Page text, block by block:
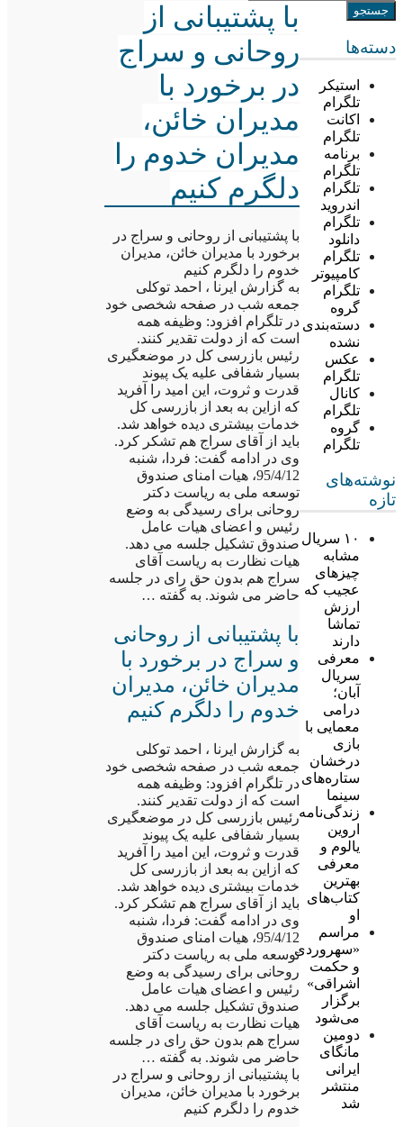
دسته‌ها
استیکر
تلگرام
اکانت
تلگرام
برنامه
تلگرام
تلگرام
اندروید
تلگرام
دانلود
تلگرام
کامپیوتر
تلگرام
گروه
دسته‌بندی
نشده
عکس
تلگرام
کانال
تلگرام
گروه
تلگرام
نوشته‌های
تازه
۱۰ سریال
مشابه
چیزهای
عجیب که
ارزش
تماشا
دارند
معرفی
سریال
آبان؛
درامی
معمایی با
بازی
درخشان
ستاره‌های
سینما
زندگی‌نامه
اروین
یالوم و
معرفی
بهترین
کتاب‌های
او
مراسم
«سهروردی
و حکمت
اشراقی»
برگزار
می‌شود
دومین
مانگای
ایرانی
منتشر
شد
با پشتیبانی از
روحانی و سراج
در برخورد با
مدیران خائن،
مدیران خدوم را
دلگرم کنیم
با پشتیبانی از روحانی و سراج در
برخورد با مدیران خائن، مدیران
خدوم را دلگرم کنیم
به گزارش ایرنا ، احمد توکلی
جمعه شب در صفحه شخصی خود
در تلگرام افزود: وظیفه همه
است که از دولت تقدیر کنند.
رئیس بازرسی کل در موضعگیری
بسیار شفافی علیه یک پیوند
قدرت و ثروت، این امید را آفرید
که ازاین به بعد از بازرسی کل
خدمات بیشتری دیده خواهد شد.
باید از آقای سراج هم تشکر کرد.
وی در ادامه گفت: فردا، شنبه
95/4/12، هیات امنای صندوق
توسعه ملی به ریاست دکتر
روحانی برای رسیدگی به وضع
رئیس و اعضای هیات عامل
صندوق تشکیل جلسه می دهد.
هیات نظارت به ریاست آقای
سراج هم بدون حق رای در جلسه
حاضر می شوند. به گفته …
با پشتیبانی از روحانی
و سراج در برخورد با
مدیران خائن، مدیران
خدوم را دلگرم کنیم
به گزارش ایرنا ، احمد توکلی
جمعه شب در صفحه شخصی خود
در تلگرام افزود: وظیفه همه
است که از دولت تقدیر کنند.
رئیس بازرسی کل در موضعگیری
بسیار شفافی علیه یک پیوند
قدرت و ثروت، این امید را آفرید
که ازاین به بعد از بازرسی کل
خدمات بیشتری دیده خواهد شد.
باید از آقای سراج هم تشکر کرد.
وی در ادامه گفت: فردا، شنبه
95/4/12، هیات امنای صندوق
توسعه ملی به ریاست دکتر
روحانی برای رسیدگی به وضع
رئیس و اعضای هیات عامل
صندوق تشکیل جلسه می دهد.
هیات نظارت به ریاست آقای
سراج هم بدون حق رای در جلسه
حاضر می شوند. به گفته …
با پشتیبانی از روحانی و سراج در
برخورد با مدیران خائن، مدیران
خدوم را دلگرم کنیم